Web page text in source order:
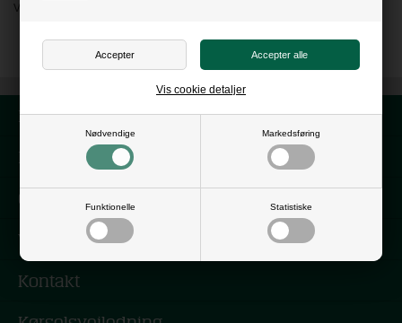
Nødvendige Markedsføring
Funktionelle Statistiske
Vis cookie detaljer
VARENR:
Forside
Nyhedsbrev
Om os
Vilkår
Kontakt